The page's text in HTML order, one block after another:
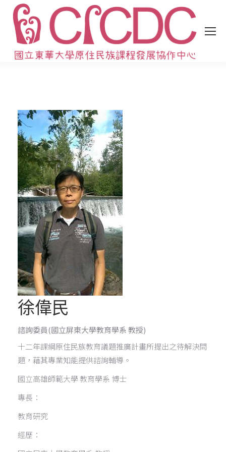
徐偉民
諮詢委員(國立屏東大學教育學系 教授)
十二年課綱原住民族教育議題推廣計畫所提出之待解決問
題，藉其專業知能提供諮詢輔導。
國立高雄師範大學 教育學系 博士
專長：
教育研究
經歷：